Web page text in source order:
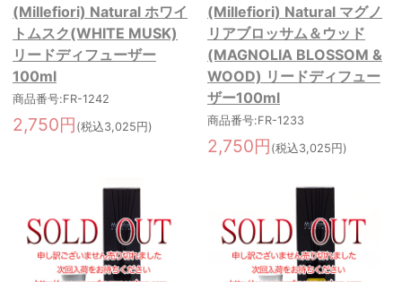
(Millefiori) Natural ホワイ
トムスク(WHITE MUSK)
リードディフューザー
100ml
商品番号:FR-1242
2,750円 (税込3,025円)
(Millefiori) Natural マグノ
リアブロッサム＆ウッド
(MAGNOLIA BLOSSOM &
WOOD) リードディフュー
ザー100ml
商品番号:FR-1233
2,750円 (税込3,025円)